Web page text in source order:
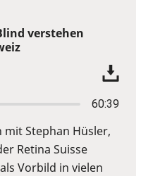
verstehen
60:39
Stephan Hüsler,
Retina Suisse
Vorbild in vielen